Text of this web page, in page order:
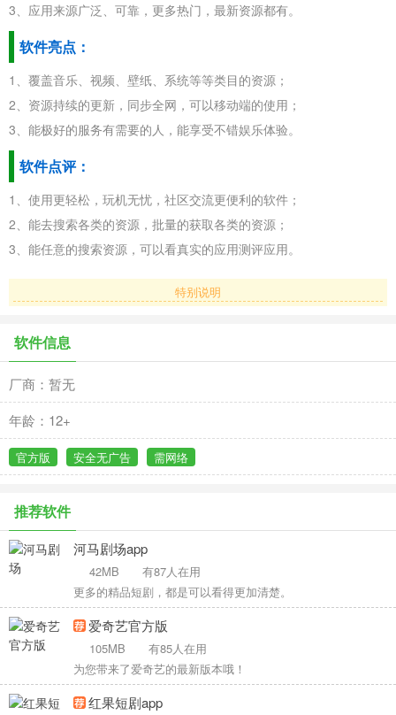
3、应用来源广泛、可靠，更多热门，最新资源都有。
软件亮点：
1、覆盖音乐、视频、壁纸、系统等等类目的资源；
2、资源持续的更新，同步全网，可以移动端的使用；
3、能极好的服务有需要的人，能享受不错娱乐体验。
软件点评：
1、使用更轻松，玩机无忧，社区交流更便利的软件；
2、能去搜索各类的资源，批量的获取各类的资源；
3、能任意的搜索资源，可以看真实的应用测评应用。
特别说明
软件信息
厂商：暂无
年龄：12+
官方版 安全无广告 需网络
推荐软件
河马剧场app
42MB
有87人在用
更多的精品短剧，都是可以看得更加清楚。
爱奇艺官方版
105MB
有85人在用
为您带来了爱奇艺的最新版本哦！
红果短剧app